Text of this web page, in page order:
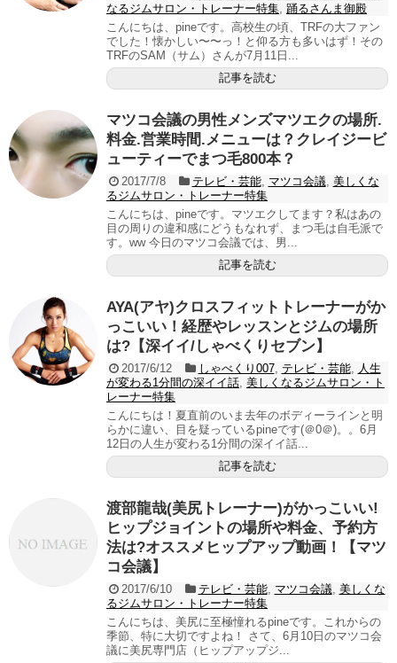
なるジムサロン・トレーナー特集, 踊るさんま御殿
こんにちは、pineです。高校生の頃、TRFの大ファン
でした！懐かしい〜〜っ！と仰る方も多いはず！その
TRFのSAM（サム）さんが7月11日...
記事を読む
マツコ会議の男性メンズマツエクの場所.
料金.営業時間.メニューは？クレイジービ
ューティーでまつ毛800本？
2017/7/8 テレビ・芸能, マツコ会議, 美しくな
るジムサロン・トレーナー特集
こんにちは、pineです。マツエクしてます？私はあの
目の周りの違和感にどうもなれず、まつ毛は自毛派で
す。ww 今日のマツコ会議では、男...
記事を読む
AYA(アヤ)クロスフィットトレーナーがか
っこいい！経歴やレッスンとジムの場所
は?【深イイ/しゃべくりセブン】
2017/6/12 しゃべくり007, テレビ・芸能, 人生
が変わる1分間の深イイ話, 美しくなるジムサロン・ト
レーナー特集
こんにちは！夏直前のいま去年のボディーラインと明
らかに違い、目を疑っているpineです(＠0＠)。。6月
12日の人生が変わる1分間の深イイ話...
記事を読む
渡部龍哉(美尻トレーナー)がかっこいい!
ヒップジョイントの場所や料金、予約方
法は?オススメヒップアップ動画！【マツ
コ会議】
2017/6/10 テレビ・芸能, マツコ会議, 美しくな
るジムサロン・トレーナー特集
こんにちは、美尻に至極憧れるpineです。これからの
季節、特に大切ですよね！ さて、6月10日のマツコ会
議に美尻専門店（ヒップアップジ...